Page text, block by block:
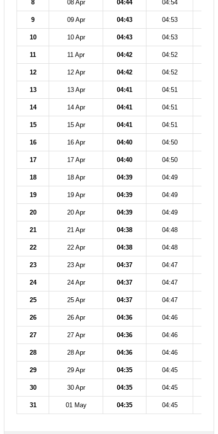
8 08 Apr 04:44 04:54
9 09 Apr 04:43 04:53
10 10 Apr 04:43 04:53
11 11 Apr 04:42 04:52
12 12 Apr 04:42 04:52
13 13 Apr 04:41 04:51
14 14 Apr 04:41 04:51
15 15 Apr 04:41 04:51
16 16 Apr 04:40 04:50
17 17 Apr 04:40 04:50
18 18 Apr 04:39 04:49
19 19 Apr 04:39 04:49
20 20 Apr 04:39 04:49
21 21 Apr 04:38 04:48
22 22 Apr 04:38 04:48
23 23 Apr 04:37 04:47
24 24 Apr 04:37 04:47
25 25 Apr 04:37 04:47
26 26 Apr 04:36 04:46
27 27 Apr 04:36 04:46
28 28 Apr 04:36 04:46
29 29 Apr 04:35 04:45
30 30 Apr 04:35 04:45
31 01 May 04:35 04:45